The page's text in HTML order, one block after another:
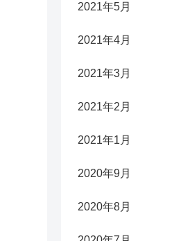
2021年5月
2021年4月
2021年3月
2021年2月
2021年1月
2020年9月
2020年8月